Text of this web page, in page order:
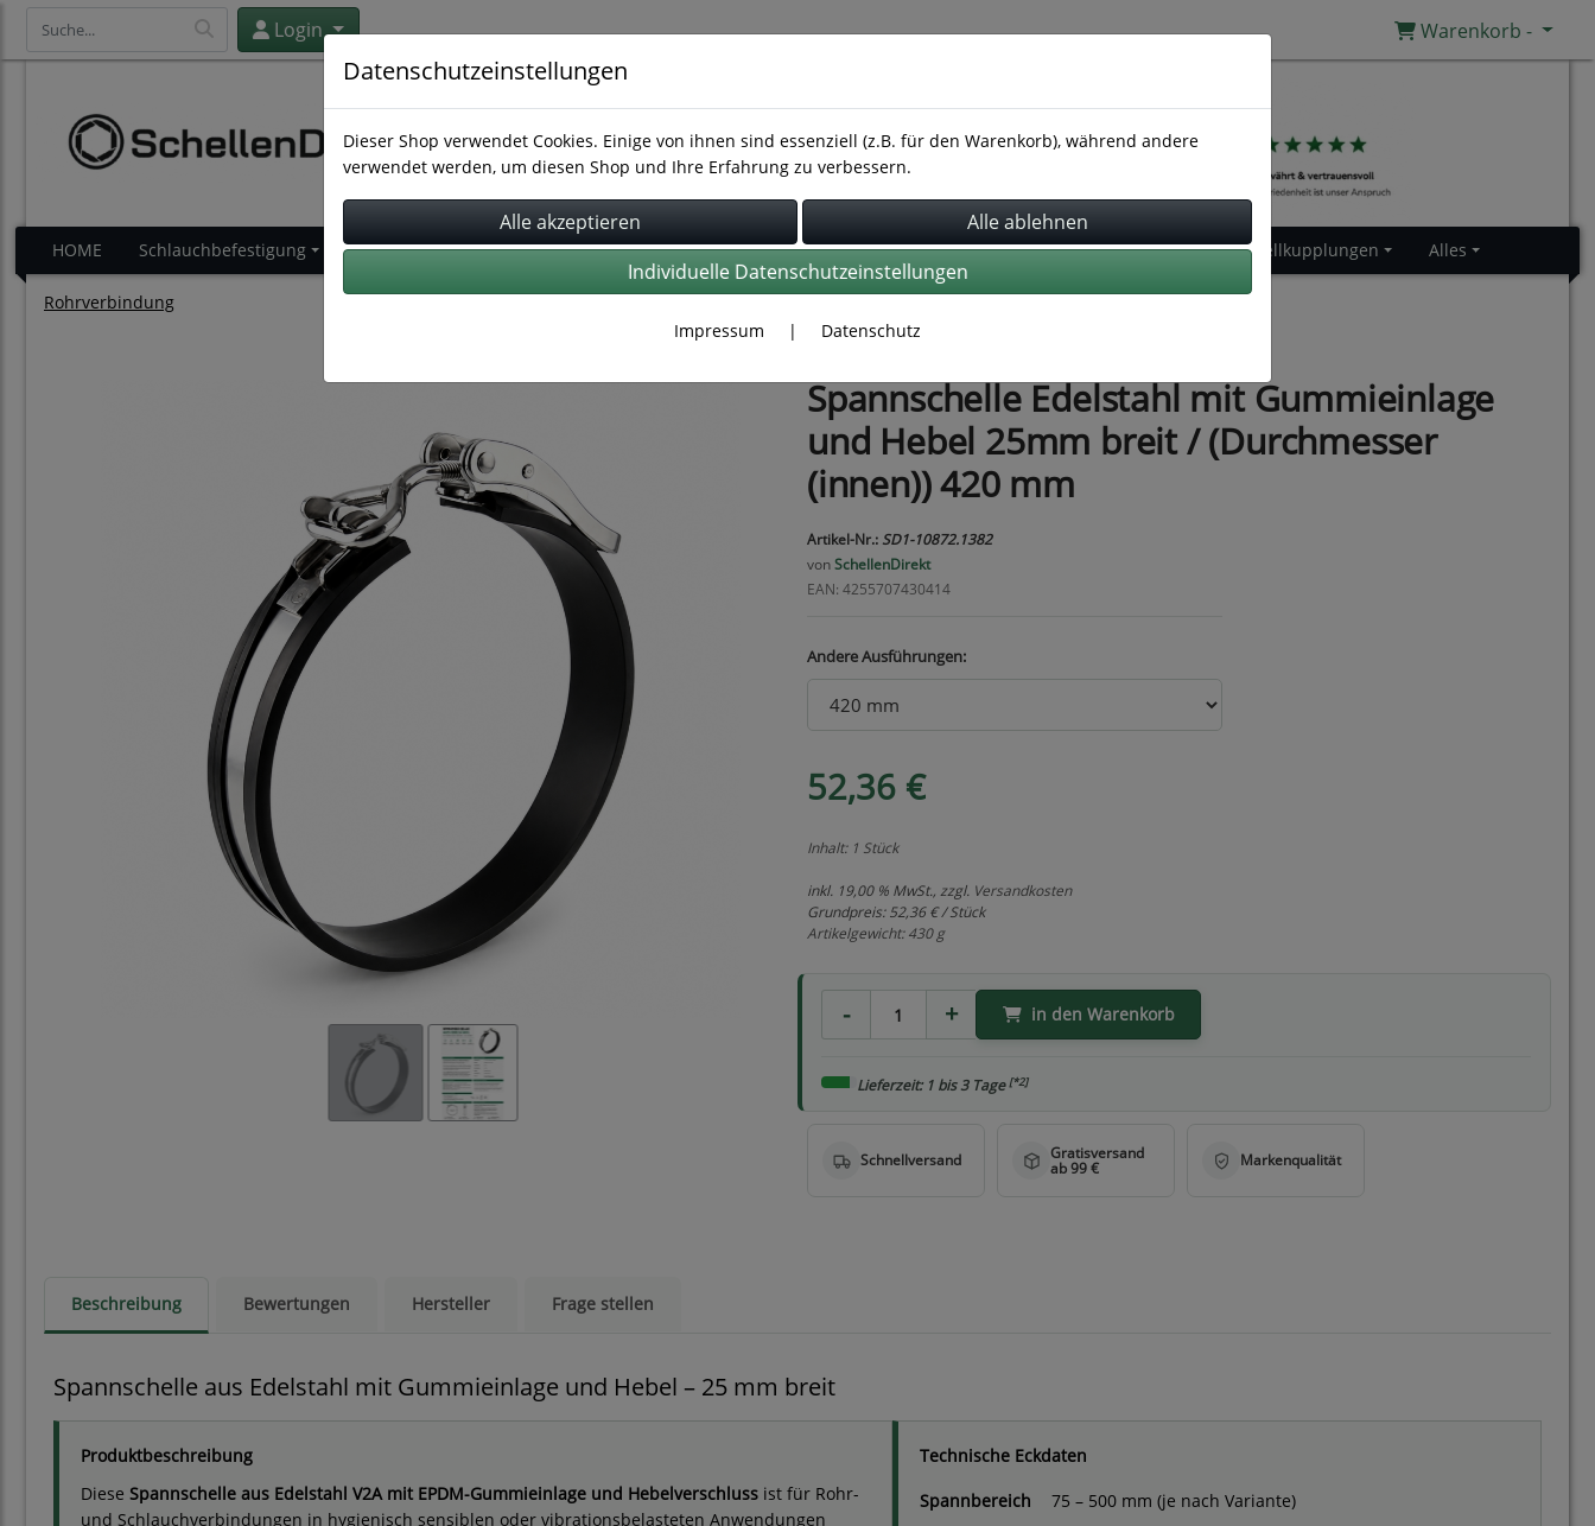
Login Warenkorb -
HOME Schlauchbefestigung Schlauchverbindung Rohrbefestigung Rohrverbindung Schläuche Gummiprofile Schnellkupplungen Alles
Rohrverbindung
Spannschelle Edelstahl mit Gummieinlage
und Hebel 25mm breit / (Durchmesser
(innen)) 420 mm
Artikel-Nr.: SD1-10872.1382
vonSchellenDirekt
EAN: 4255707430414
Andere Ausführungen:
52,36 €
Inhalt: 1 Stück
inkl. 19,00 % MwSt., zzgl. Versandkosten
Grundpreis:52,36 € / Stück
Artikelgewicht: 430 g
in den Warenkorb
Lieferzeit: 1 bis 3 Tage [*2]
Beschreibung Bewertungen Hersteller Frage stellen
Spannschelle aus Edelstahl mit Gummieinlage und Hebel – 25 mm breit
Produktbeschreibung
Diese Spannschelle aus Edelstahl V2A mit EPDM-Gummieinlage und Hebelverschluss ist für Rohr-
und Schlauchverbindungen in hygienisch sensiblen oder vibrationsbelasteten Anwendungen
Technische Eckdaten
Spannbereich
75 – 500 mm (je nach Variante)
Datenschutzeinstellungen
Dieser Shop verwendet Cookies. Einige von ihnen sind essenziell (z.B. für den Warenkorb), während andere
verwendet werden, um diesen Shop und Ihre Erfahrung zu verbessern.
Individuelle Datenschutzeinstellungen
Impressum | Datenschutz